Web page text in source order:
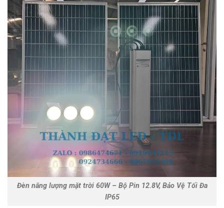
Đèn năng lượng mặt trời 60W – Bộ Pin 12.8V, Bảo Vệ Tối Đa
IP65